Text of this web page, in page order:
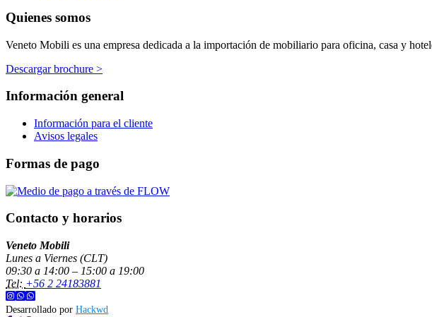
Quienes somos
Veneto Mobili es una empresa dedicada a la importación de mobiliario para oficina, casa y
Descargar brochure >
Información general
Información para el cliente
Avisos legales
Formas de pago
Contacto y horarios
Veneto Mobili
Lunes a Viernes (CLT)
09:30 a 14:00 – 15:00 a 19:00
Tel: +56 2 24183881
Desarrollado por Hackwd